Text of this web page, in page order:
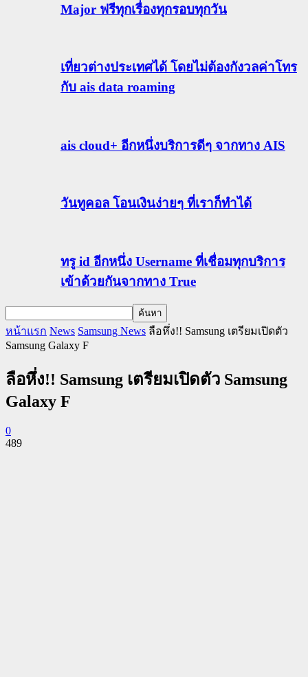
Major ฟรีทุกเรื่องทุกรอบทุกวัน
เที่ยวต่างประเทศได้ โดยไม่ต้องกังวลค่าโทร
กับ ais data roaming
ais cloud+ อีกหนึ่งบริการดีๆ จากทาง AIS
วันทูคอล โอนเงินง่ายๆ ที่เราก็ทำได้
ทรู id อีกหนึ่ง Username ที่เชื่อมทุกบริการ
เข้าด้วยกันจากทาง True
หน้าแรก News Samsung News ลือหึ่ง!! Samsung เตรียมเปิดตัว
Samsung Galaxy F
ลือหึ่ง!! Samsung เตรียมเปิดตัว Samsung
Galaxy F
0
489